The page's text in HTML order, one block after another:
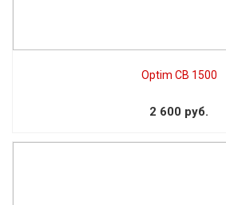
Optim CB 1500
2 600 руб.